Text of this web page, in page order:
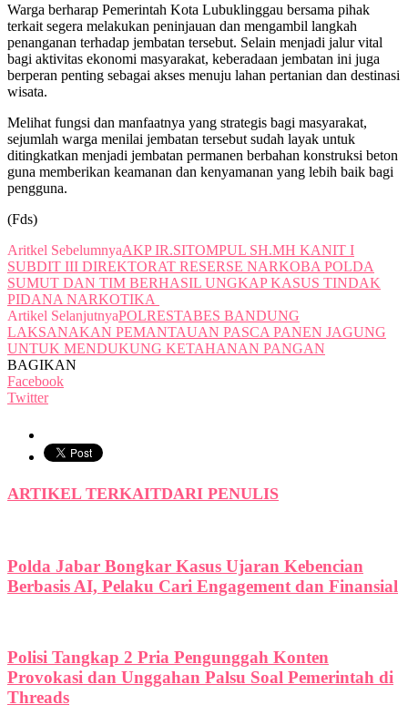
Warga berharap Pemerintah Kota Lubuklinggau bersama pihak
terkait segera melakukan peninjauan dan mengambil langkah
penanganan terhadap jembatan tersebut. Selain menjadi jalur vital
bagi aktivitas ekonomi masyarakat, keberadaan jembatan ini juga
berperan penting sebagai akses menuju lahan pertanian dan destinasi
wisata.
Melihat fungsi dan manfaatnya yang strategis bagi masyarakat,
sejumlah warga menilai jembatan tersebut sudah layak untuk
ditingkatkan menjadi jembatan permanen berbahan konstruksi beton
guna memberikan keamanan dan kenyamanan yang lebih baik bagi
pengguna.
(Fds)
Aritkel SebelumnyaAKP IR.SITOMPUL SH.MH KANIT I
SUBDIT III DIREKTORAT RESERSE NARKOBA POLDA
SUMUT DAN TIM BERHASIL UNGKAP KASUS TINDAK
PIDANA NARKOTIKA
Artikel SelanjutnyaPOLRESTABES BANDUNG
LAKSANAKAN PEMANTAUAN PASCA PANEN JAGUNG
UNTUK MENDUKUNG KETAHANAN PANGAN
BAGIKAN
Facebook
Twitter
ARTIKEL TERKAITDARI PENULIS
Polda Jabar Bongkar Kasus Ujaran Kebencian
Berbasis AI, Pelaku Cari Engagement dan Finansial
Polisi Tangkap 2 Pria Pengunggah Konten
Provokasi dan Unggahan Palsu Soal Pemerintah di
Threads